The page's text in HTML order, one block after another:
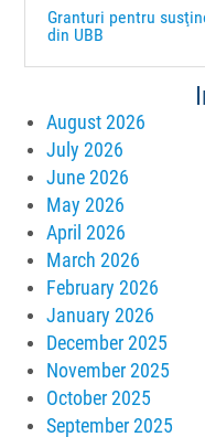
Granturi pentru
din UBB
August 2026
July 2026
June 2026
May 2026
April 2026
March 2026
February 2026
January 2026
December 2025
November 2025
October 2025
September 2025